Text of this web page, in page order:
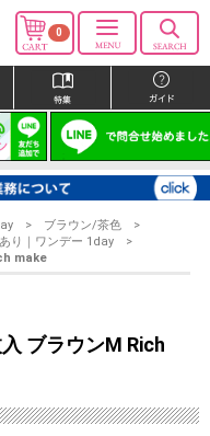
0
ブラウン/茶色
り｜ワンデー 1day
make
ブラウンM Rich